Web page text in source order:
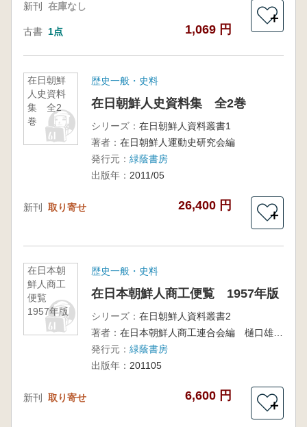
新刊 在庫なし
古書 1点 1,069 円
＋
在日朝鮮
人史資料
集 全2
巻
歴史一般・史料
在日朝鮮人史資料集 全2巻
シリーズ： 在日朝鮮人資料叢書1
著者： 在日朝鮮人運動史研究会編
発行元： 緑蔭書房
出版年： 2011/05
新刊 取り寄せ 26,400 円
＋
在日本朝
鮮人商工
便覧
1957年版
歴史一般・史料
在日本朝鮮人商工便覧 1957年版
シリーズ： 在日朝鮮人資料叢書2
著者：
在日本朝鮮人商工連合会編 樋口雄一解説
発行元： 緑蔭書房
出版年： 201105
新刊 取り寄せ 6,600 円
＋